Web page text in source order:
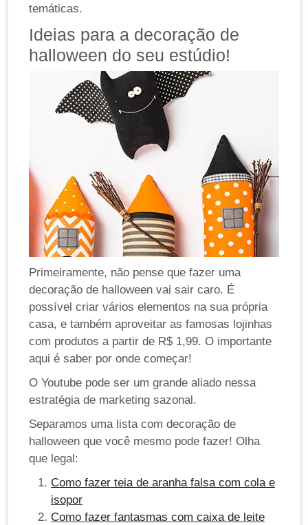
temáticas.
Ideias para a decoração de
halloween do seu estúdio!
Primeiramente, não pense que fazer uma
decoração de halloween vai sair caro. É
possível criar vários elementos na sua própria
casa, e também aproveitar as famosas lojinhas
com produtos a partir de R$ 1,99. O importante
aqui é saber por onde começar!
O Youtube pode ser um grande aliado nessa
estratégia de marketing sazonal.
Separamos uma lista com decoração de
halloween que você mesmo pode fazer! Olha
que legal:
Como fazer teia de aranha falsa com cola e
isopor
Como fazer fantasmas com caixa de leite